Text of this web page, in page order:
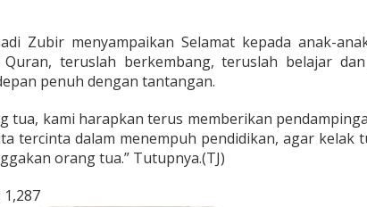
Zubir menyampaikan Selamat kepada anak-
teruslah berkembang, teruslah belajar
penuh dengan tantangan.
tua, kami harapkan terus memberikan
tercinta dalam menempuh pendidikan, agar kelak
orang tua.” Tutupnya.(TJ)
1,287